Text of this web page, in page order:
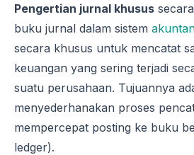
Pengertian jurnal khusus
buku jurnal dalam sistem
secara khusus untuk mencatat
keuangan yang sering terjadi
suatu perusahaan. Tujuannya
menyederhanakan proses
mempercepat posting ke buku
ledger).